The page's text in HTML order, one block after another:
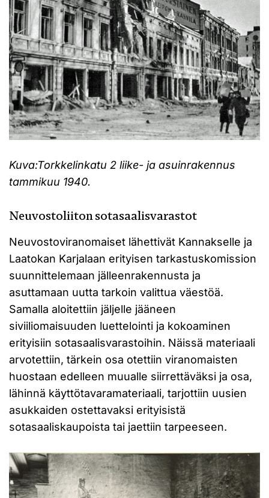
Kuva:Torkkelinkatu 2 liike- ja asuinrakennus
tammikuu 1940.
Neuvostoliiton sotasaalisvarastot
Neuvostoviranomaiset lähettivät Kannakselle ja
Laatokan Karjalaan erityisen tarkastuskomission
suunnittelemaan jälleenrakennusta ja
asuttamaan uutta tarkoin valittua väestöä.
Samalla aloitettiin jäljelle jääneen
siviiliomaisuuden luettelointi ja kokoaminen
erityisiin sotasaalisvarastoihin. Näissä materiaali
arvotettiin, tärkein osa otettiin viranomaisten
huostaan edelleen muualle siirrettäväksi ja osa,
lähinnä käyttötavaramateriaali, tarjottiin uusien
asukkaiden ostettavaksi erityisistä
sotasaaliskaupoista tai jaettiin tarpeeseen.